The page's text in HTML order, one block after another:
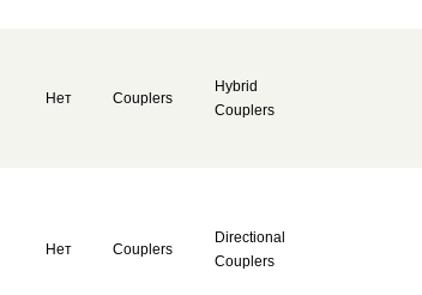
Нет Couplers
Hybrid
Couplers
Нет Couplers
Directional
Couplers